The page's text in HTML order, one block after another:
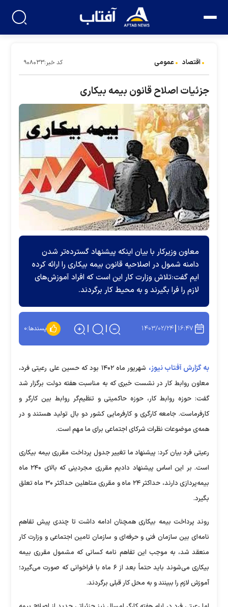
اقتصاد عمومی کد خبر:۹۰۸۰۳۳
جزئیات اصلاح قانون بیمه بیکاری
معاون وزیرکار با بیان اینکه پیشنهاد گسترده‌تر شدن
دامنه شمول در اصلاحیه قانون بیمه بیکاری را ارائه کرده
ایم گفت:تلاش وزارت کار این است که افراد آموزش‌های
لازم را فرا بگیرند و به محیط کار برگردند.
۱۶:۴۷ ۱۴۰۳/۰۲/۲۴ پسندها:۰
به گزارش آفتاب نیوز،
شهریور ماه ۱۴۰۲ بود که حسین علی رعیتی فرد،
معاون روابط کار در نشست خبری که به مناسبت هفته دولت برگزار شد
گفت: حوزه روابط کار، حوزه حاکمیتی و تنظیم‌گر روابط بین کارگر و
کارفرماست. جامعه کارگری و کارفرمایی کشور دو بال تولید هستند و در
همه‌ی موضوعات نظرات شرکای اجتماعی برای ما مهم است.
رعیتی فرد بیان کرد: پیشنهاد ما تغییر جدول پرداخت مقرری بیمه بیکاری
است. بر این اساس پیشنهاد دادیم مقرری مجردینی که بالای ۲۴۰ ماه
بیمه‌پردازی دارند، حداکثر ۲۴ ماه و مقرری متاهلین حداکثر ۳۰ ماه تعلق
بگیرد.
روند پرداخت بیمه بیکاری همچنان ادامه داشت تا چندی پیش تفاهم
نامه‌ای بین سازمان فنی و حرفه‌ای و سازمان تامین اجتماعی و وزارت کار
منعقد شد، به موجب این تفاهم نامه کسانی که مشمول مقرری بیمه
بیکاری می‌شوند باید حتماً بعد از ۶ ماه با فراخوانی که صورت می‌گیرد؛
آموزش لازم را ببینند و به محل کار قبلی برگردند.